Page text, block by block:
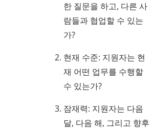
한 질문을 하고, 다른 사
람들과 협업할 수 있는
가?
현재 수준: 지원자는 현
재 어떤 업무를 수행할
수 있는가?
잠재력: 지원자는 다음
달, 다음 해, 그리고 향후